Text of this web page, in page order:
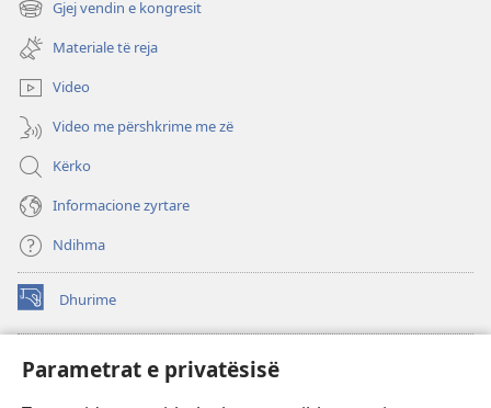
Parametrat e privatësisë
të
re)
Gjej vendin e kongresit
(hap
dritare
të
re)
Materiale të reja
Video
Video me përshkrime me zë
Kërko
Informacione zyrtare
Ndihma
Dhurime
(hap
dritare
re)
BIBLIOTEKA ONLINE Watchtower
(hap